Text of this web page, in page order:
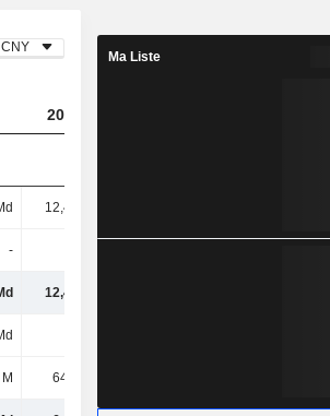
CNY
2023
12,45 Md
-
12,45 Md
64,81 M
Ma Liste